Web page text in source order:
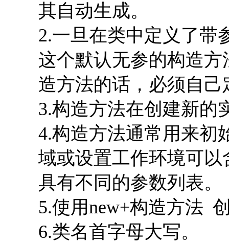
其自动生成。
2.一旦在类中定义了带
这个默认无参的构造
造方法的话，必须自己
3.构造方法在创建新的
4.构造方法通常用来初
域或设置工作环境可
具有不同的参数列表。
5.使用new+构造方法
6.类名首字母大写。